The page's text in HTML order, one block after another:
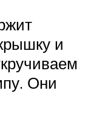
и
Они